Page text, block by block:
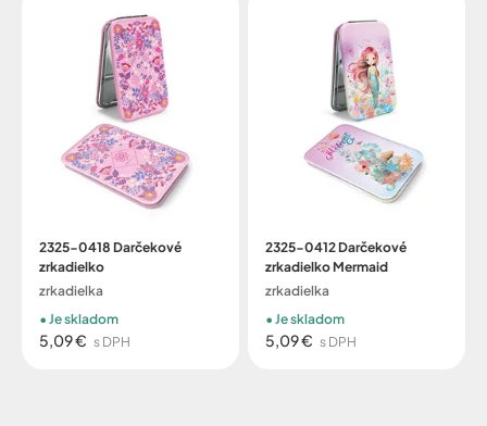
2325-0418 Darčekové
zrkadielko
zrkadielka
5,09 € s DPH
Je skladom
2325-0412 Darčekové
zrkadielko Mermaid
zrkadielka
5,09 € s DPH
Je skladom